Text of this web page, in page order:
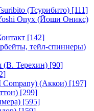
(Тсурибито) [111]
Onyx (Йоши Оникс)
[142]
тейл-спиннеры)
(В. Терехин) [90]
(Аккои) [197]
[299]
[595]